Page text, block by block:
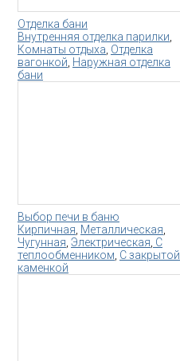
Отделка бани
Внутренняя отделка парилки,
Комнаты отдыха, Отделка
вагонкой, Наружная отделка
бани
Выбор печи в баню
Кирпичная, Металлическая,
Чугунная, Электрическая, С
теплообменником, С закрытой
каменкой